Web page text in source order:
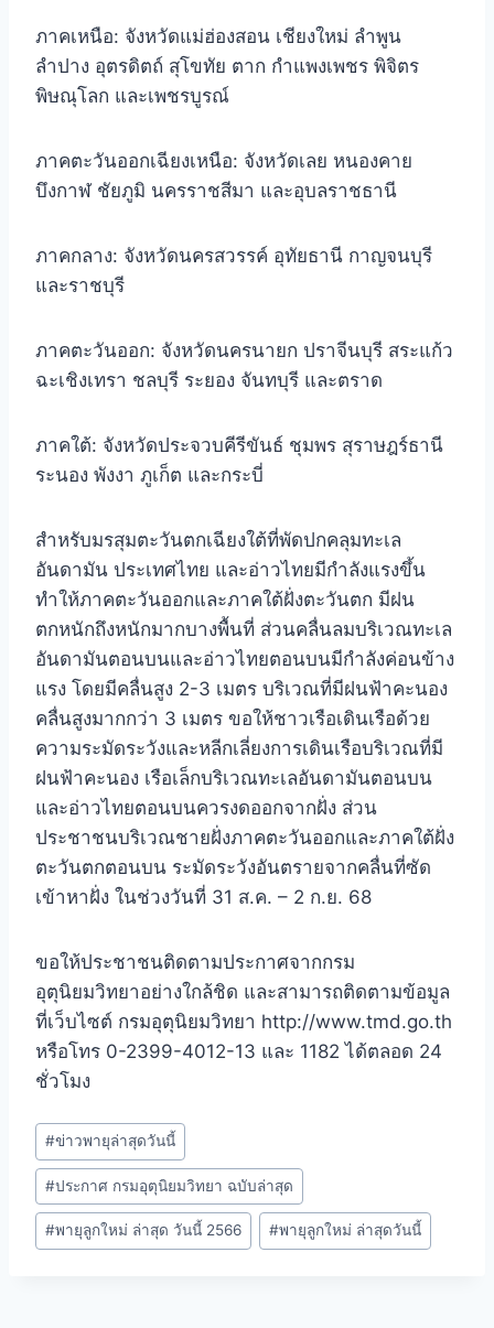
ภาคเหนือ: จังหวัดแม่ฮ่องสอน เชียงใหม่ ลำพูน
ลำปาง อุตรดิตถ์ สุโขทัย ตาก กำแพงเพชร พิจิตร
พิษณุโลก และเพชรบูรณ์
ภาคตะวันออกเฉียงเหนือ: จังหวัดเลย หนองคาย
บึงกาฬ ชัยภูมิ นครราชสีมา และอุบลราชธานี
ภาคกลาง: จังหวัดนครสวรรค์ อุทัยธานี กาญจนบุรี
และราชบุรี
ภาคตะวันออก: จังหวัดนครนายก ปราจีนบุรี สระแก้ว
ฉะเชิงเทรา ชลบุรี ระยอง จันทบุรี และตราด
ภาคใต้: จังหวัดประจวบคีรีขันธ์ ชุมพร สุราษฎร์ธานี
ระนอง พังงา ภูเก็ต และกระบี่
สำหรับมรสุมตะวันตกเฉียงใต้ที่พัดปกคลุมทะเล
อันดามัน ประเทศไทย และอ่าวไทยมีกำลังแรงขึ้น
ทำให้ภาคตะวันออกและภาคใต้ฝั่งตะวันตก มีฝน
ตกหนักถึงหนักมากบางพื้นที่ ส่วนคลื่นลมบริเวณทะเล
อันดามันตอนบนและอ่าวไทยตอนบนมีกำลังค่อนข้าง
แรง โดยมีคลื่นสูง 2-3 เมตร บริเวณที่มีฝนฟ้าคะนอง
คลื่นสูงมากกว่า 3 เมตร ขอให้ชาวเรือเดินเรือด้วย
ความระมัดระวังและหลีกเลี่ยงการเดินเรือบริเวณที่มี
ฝนฟ้าคะนอง เรือเล็กบริเวณทะเลอันดามันตอนบน
และอ่าวไทยตอนบนควรงดออกจากฝั่ง ส่วน
ประชาชนบริเวณชายฝั่งภาคตะวันออกและภาคใต้ฝั่ง
ตะวันตกตอนบน ระมัดระวังอันตรายจากคลื่นที่ซัด
เข้าหาฝั่ง ในช่วงวันที่ 31 ส.ค. – 2 ก.ย. 68
ขอให้ประชาชนติดตามประกาศจากกรม
อุตุนิยมวิทยาอย่างใกล้ชิด และสามารถติดตามข้อมูล
ที่เว็บไซต์ กรมอุตุนิยมวิทยา http://www.tmd.go.th
หรือโทร 0-2399-4012-13 และ 1182 ได้ตลอด 24
ชั่วโมง
#ข่าวพายุล่าสุดวันนี้
#ประกาศ กรมอุตุนิยมวิทยา ฉบับล่าสุด
#พายุลูกใหม่ ล่าสุด วันนี้ 2566 #พายุลูกใหม่ ล่าสุดวันนี้